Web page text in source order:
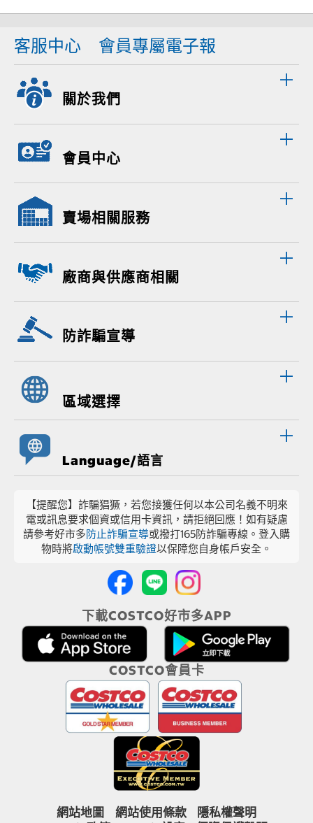
客服中心 會員專屬電子報
關於我們
會員中心
賣場相關服務
廠商與供應商相關
防詐騙宣導
區域選擇
Language/語言
【提醒您】詐騙猖獗，若您接獲任何以本公司名義不明來
電或訊息要求個資或信用卡資訊，請拒絕回應！如有疑慮
請參考好市多防止詐騙宣導或撥打165防詐騙專線。登入購
物時將啟動帳號雙重驗證以保障您自身帳戶安全。
下載COSTCO好市多APP
COSTCO會員卡
網站地圖 網站使用條款
隱私權聲明